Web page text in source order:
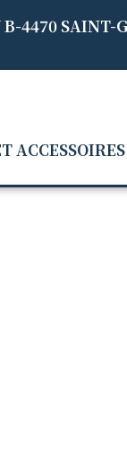
B-4470 SAINT-
ACCESSOIRES